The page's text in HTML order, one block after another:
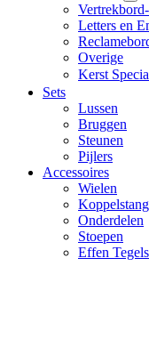
Letters en
Overige
Kerst
Sets
Lussen
Bruggen
Steunen
Pijlers
Accessoires
Wielen
Onderdelen
Stoepen
Effen Tegels